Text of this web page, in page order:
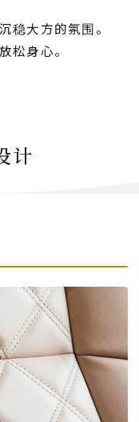
稳大方的氛围。
松身心。
计